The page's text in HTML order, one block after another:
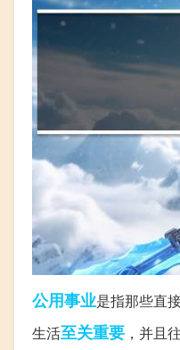
公用事业是指那些直
生活至关重要 ，并且